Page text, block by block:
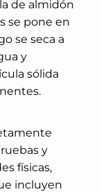
de almidón
se pone en
se seca a
y
sólida
y
físicas,
incluyen